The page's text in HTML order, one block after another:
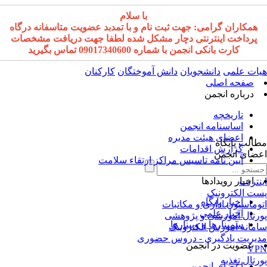
با سلام
همکاران گرامی: جهت ثبت نام و با تمدبد عضویت متاسفانه درگاه
پرداخت اینترنتی دچار مشکل شده لطفا جهت دریافت مشخصات
کارت بانکی انجمن با شماره 09017340600 تماس بگیرید
علمی دانشجویان دانش آموختگان کارکنان
صفحه اصلی
درباره انجمن
تاریخچه
اساسنامه انجمن
اعضای هیئت مدیره
گزارش اقدامات
آیین نامه تاسیس مراکز ارتقاء سلامت
اخبار رویدادها
اخبار پایگاه
اخبار علمی
سمینارها و وبینارها
عضویت در انجمن
پایگاه
انجمن
الکترونیک
اداری و مکاتبات
آموزشی و پژوهشی
آموزش الکترونیک
یادگیری - دروس حضوری
تغذیه